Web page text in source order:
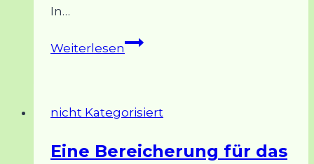
In…
WeiterlesenPop-
erfolgreiche
auf
nicht Kategorisiert
Eine Bereicherung für das